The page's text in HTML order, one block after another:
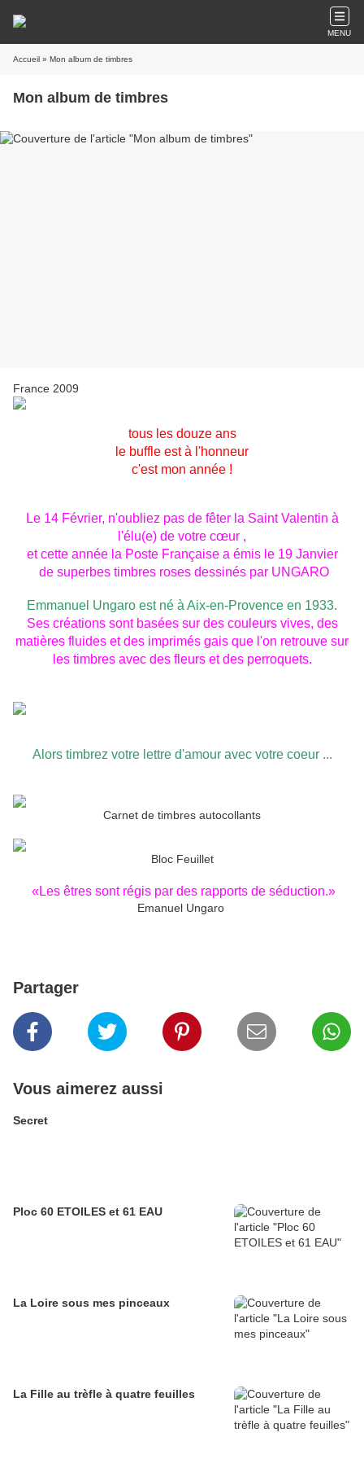
MENU
Accueil » Mon album de timbres
Mon album de timbres
France 2009
tous les douze ans
le buffle est à l'honneur
c'est mon année !
Le 14 Février, n'oubliez pas de fêter la Saint Valentin à
l'élu(e) de votre cœur ,
et cette année la Poste Française a émis le 19 Janvier
de superbes timbres roses dessinés par UNGARO
Emmanuel Ungaro est né à Aix-en-Provence en 1933.
Ses créations sont basées sur des couleurs vives, des
matières fluides et des imprimés gais que l'on retrouve sur
les timbres avec des fleurs et des perroquets.
Alors timbrez votre lettre d'amour avec votre coeur ...
Carnet de timbres autocollants
Bloc Feuillet
«Les êtres sont régis par des rapports de séduction.»
Emanuel Ungaro
Partager
Vous aimerez aussi
Secret
Ploc 60 ETOILES et 61 EAU
La Loire sous mes pinceaux
La Fille au trèfle à quatre feuilles